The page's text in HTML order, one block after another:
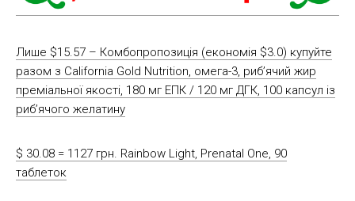
Лише $15.57 – Комбопропозиція (економія $3.0) купуйте
разом з California Gold Nutrition, омега-3, риб’ячий жир
преміальної якості, 180 мг ЕПК / 120 мг ДГК, 100 капсул із
риб’ячого желатину
$ 30.08 = 1127 грн. Rainbow Light, Prenatal One, 90
таблеток